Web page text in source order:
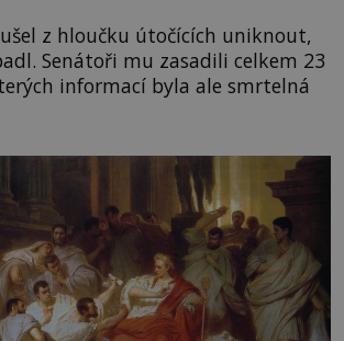
z hloučku útočících uniknout,
Senátoři mu zasadili celkem 23
informací byla ale smrtelná